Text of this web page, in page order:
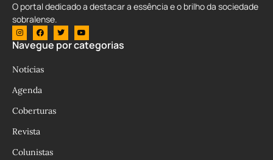
O portal dedicado a destacar a essência e o brilho da sociedade
sobralense.
Navegue por categorias
Notícias
Agenda
Coberturas
Revista
Colunistas